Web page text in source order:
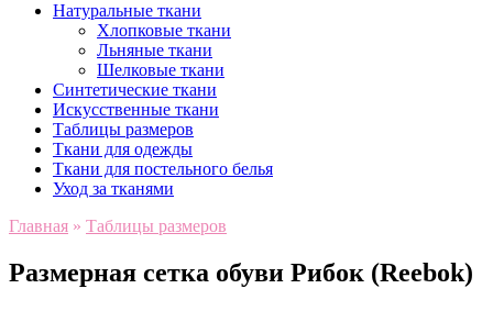
Натуральные ткани
Хлопковые ткани
Льняные ткани
Шелковые ткани
Синтетические ткани
Искусственные ткани
Таблицы размеров
Ткани для одежды
Ткани для постельного белья
Уход за тканями
Главная » Таблицы размеров
Размерная сетка обуви Рибок (Reebok)